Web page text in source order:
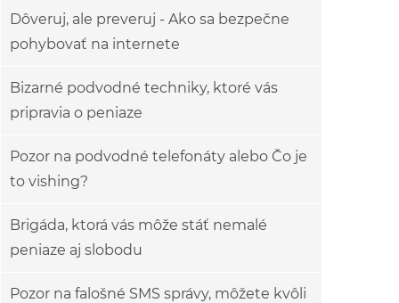
Dôveruj, ale preveruj - Ako sa bezpečne
pohybovať na internete
Bizarné podvodné techniky, ktoré vás
pripravia o peniaze
Pozor na podvodné telefonáty alebo Čo je
to vishing?
Brigáda, ktorá vás môže stáť nemalé
peniaze aj slobodu
Pozor na falošné SMS správy, môžete kvôli